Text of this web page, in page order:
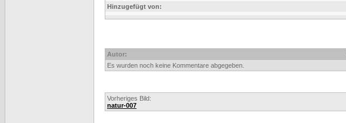
Hinzugefügt von:
Autor:
Es wurden noch keine Kommentare abgegeben.
Vorheriges Bild:
natur-007